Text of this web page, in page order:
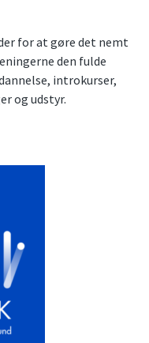
for at gøre det nemt
den fulde
introkurser,
og udstyr.